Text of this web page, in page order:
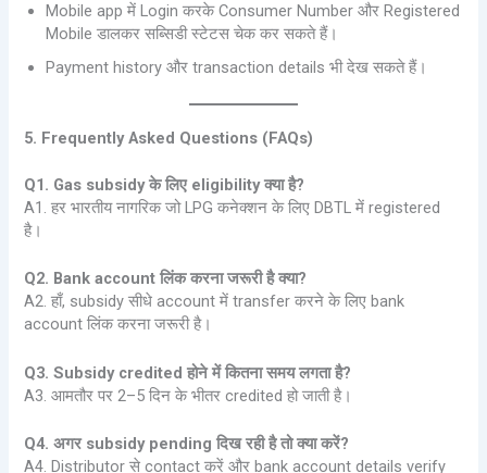
Mobile app में Login करके Consumer Number और Registered
Mobile डालकर सब्सिडी स्टेटस चेक कर सकते हैं।
Payment history और transaction details भी देख सकते हैं।
5. Frequently Asked Questions (FAQs)
Q1. Gas subsidy के लिए eligibility क्या है?
A1. हर भारतीय नागरिक जो LPG कनेक्शन के लिए DBTL में registered
है।
Q2. Bank account लिंक करना जरूरी है क्या?
A2. हाँ, subsidy सीधे account में transfer करने के लिए bank
account लिंक करना जरूरी है।
Q3. Subsidy credited होने में कितना समय लगता है?
A3. आमतौर पर 2–5 दिन के भीतर credited हो जाती है।
Q4. अगर subsidy pending दिख रही है तो क्या करें?
A4. Distributor से contact करें और bank account details verify